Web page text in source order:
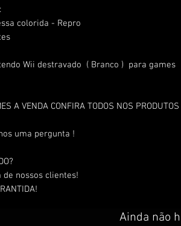
colorida - Repro
Wii destravado ( Branco ) para games
A VENDA CONFIRA TODOS NOS PRODUTOS
uma pergunta !
nossos clientes!
Ainda não